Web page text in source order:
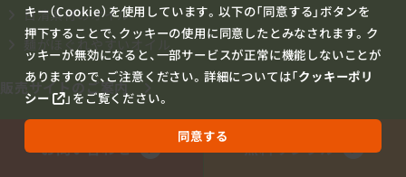
お問い合わせ 無料サンプル
日清素材のオイル
麺がほぐれやすいオイル
販売サイトのご案内
キー（Cookie）を使用しています。以下の「同意する」ボタンを
押下することで、クッキーの使用に同意したとみなされます。ク
ッキーが無効になると、一部サービスが正常に機能しないことが
ありますので、ご注意ください。詳細については「クッキーポリ
シー
」をご覧ください。
同意する